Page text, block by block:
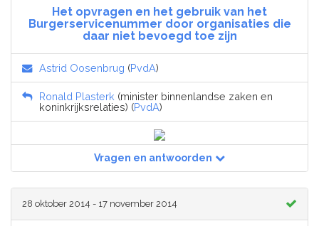
Het opvragen en het gebruik van het
Burgerservicenummer door organisaties die
daar niet bevoegd toe zijn
Astrid Oosenbrug (PvdA)
Ronald Plasterk (minister binnenlandse zaken en
koninkrijksrelaties) (PvdA)
Vragen en antwoorden
28 oktober 2014 - 17 november 2014